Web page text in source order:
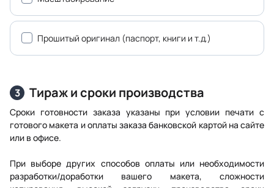
Прошитый оригинал (паспорт, книги и т.д.)
3 Тираж и сроки производства
Сроки готовности заказа указаны при условии печати с
готового макета и оплаты заказа банковской картой на сайте
или в офисе.
При выборе других способов оплаты или необходимости
разработки/доработки вашего макета, сложности